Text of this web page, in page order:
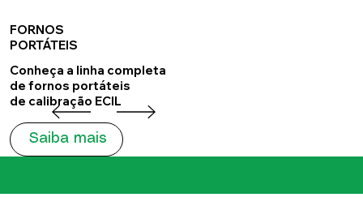
FORNOS
PORTÁTEIS
Conheça a linha completa
de fornos portáteis
de calibração ECIL
Saiba mais